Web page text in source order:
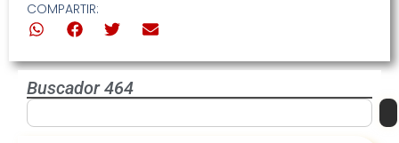
COMPARTIR:
Buscador 464